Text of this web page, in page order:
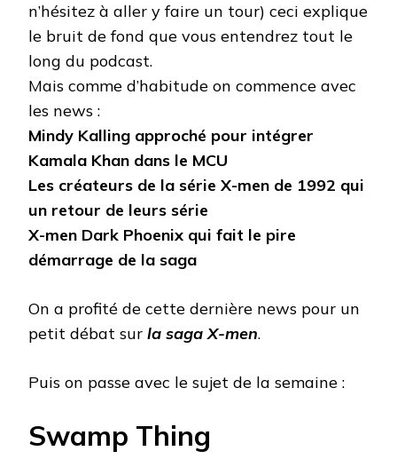
n’hésitez à aller y faire un tour) ceci explique
le bruit de fond que vous entendrez tout le
long du podcast.
Mais comme d’habitude on commence avec
les news :
Mindy Kalling approché pour intégrer
Kamala Khan dans le MCU
Les créateurs de la série X-men de 1992 qui
un retour de leurs série
X-men Dark Phoenix qui fait le pire
démarrage de la saga
On a profité de cette dernière news pour un
petit débat sur la saga X-men.
Puis on passe avec le sujet de la semaine :
Swamp Thing